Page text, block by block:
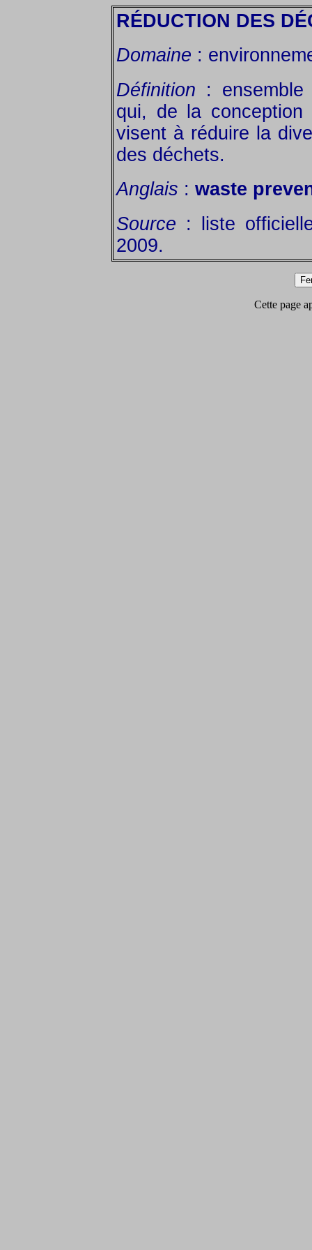
RÉDUCTION DES
Domaine :
Définition :
qui, de la conception
visent à réduire la
des déchets.
Anglais : waste
Source : liste
2009.
Cette page